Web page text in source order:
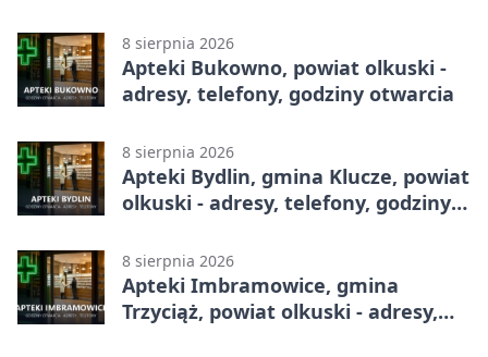
8 sierpnia 2026
Apteki Bukowno, powiat olkuski -
adresy, telefony, godziny otwarcia
8 sierpnia 2026
Apteki Bydlin, gmina Klucze, powiat
olkuski - adresy, telefony, godziny
8 sierpnia 2026
Apteki Imbramowice, gmina
Trzyciąż, powiat olkuski - adresy,